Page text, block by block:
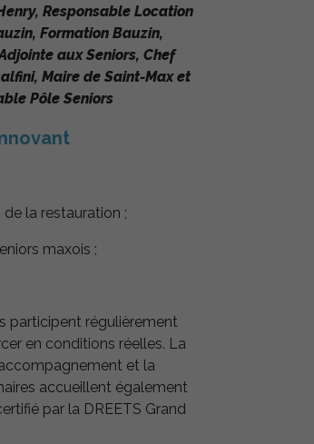
Responsable Location
Formation Bauzin,
aux Seniors, Chef
Maire de Saint-Max et
Pôle Seniors
la restauration ;
maxois ;
participent régulièrement
en conditions réelles. La
et la
accueillent également
par la DREETS Grand